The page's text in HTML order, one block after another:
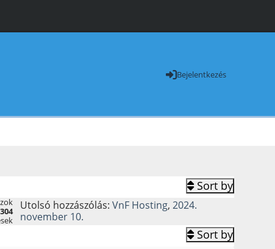
Bejelentkezés
Sort by
Utolsó hozzászólás: VnF Hosting, 2024.
november 10.
Sort by